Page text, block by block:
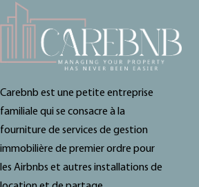
Carebnb est une petite entreprise
familiale qui se consacre à la
fourniture de services de gestion
immobilière de premier ordre pour
les Airbnbs et autres installations de